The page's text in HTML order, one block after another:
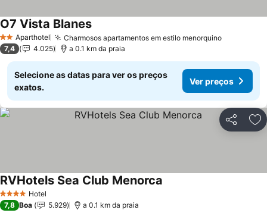
2 EstrelasAparthotel Charmosos apartamentos em estilo menorquino
O7 Vista Blanes
7,4 4.025 a 0.1 km da praia
Selecione as datas para ver os preços
exatos.
Ver preços
Partilhar
4 EstrelasHotel
RVHotels Sea Club Menorca
7,8 Boa 5.929 a 0.1 km da praia